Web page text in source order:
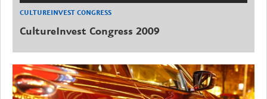
CULTUREINVEST CONGRESS
CultureInvest Congress 2009